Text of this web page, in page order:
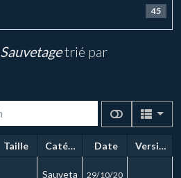
45
Sauvetagetrié par
Taille Catégorie Date
Version
Sauveta 29/10/20